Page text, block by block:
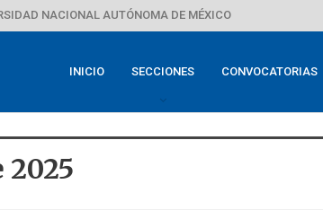
NACIONAL AUTÓNOMA DE MÉXICO
INICIO SECCIONES CONVOCATORIAS